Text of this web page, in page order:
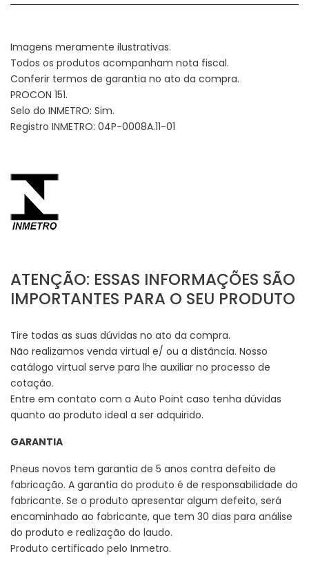
Imagens meramente ilustrativas.
Todos os produtos acompanham nota fiscal.
Conferir termos de garantia no ato da compra.
PROCON 151.
Selo do INMETRO: Sim.
Registro INMETRO: 04P-0008A.11-01
ATENÇÃO: ESSAS INFORMAÇÕES SÃO
IMPORTANTES PARA O SEU PRODUTO
Tire todas as suas dúvidas no ato da compra.
Não realizamos venda virtual e/ ou a distância. Nosso
catálogo virtual serve para lhe auxiliar no processo de
cotação.
Entre em contato com a Auto Point caso tenha dúvidas
quanto ao produto ideal a ser adquirido.
GARANTIA
Pneus novos tem garantia de 5 anos contra defeito de
fabricação. A garantia do produto é de responsabilidade do
fabricante. Se o produto apresentar algum defeito, será
encaminhado ao fabricante, que tem 30 dias para análise
do produto e realização do laudo.
Produto certificado pelo Inmetro.